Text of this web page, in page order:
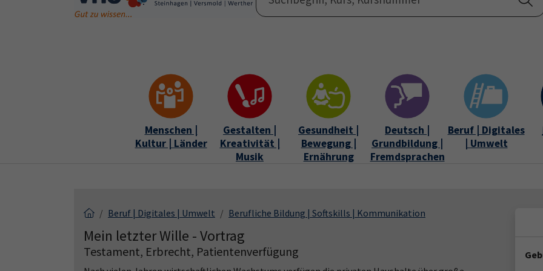
Skip to main content
Menschen |
Kultur | Länder
Gestalten |
Kreativität |
Musik
Gesundheit |
Bewegung |
Ernährung
Deutsch |
Grundbildung |
Fremdsprachen
Beruf | Digitales
| Umwelt
Beruf | Digitales | Umwelt Berufliche Bildung | Softskills | Kommunikation
Mein letzter Wille - Vortrag
Testament, Erbrecht, Patientenverfügung